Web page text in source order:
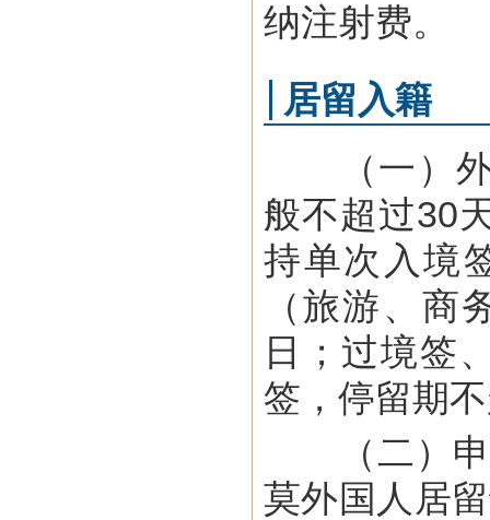
纳注射费。
居留入籍
（一）外
般不超过30
持单次入境
（旅游、
日；过境签
签，停留期
（二）申
莫外国人居